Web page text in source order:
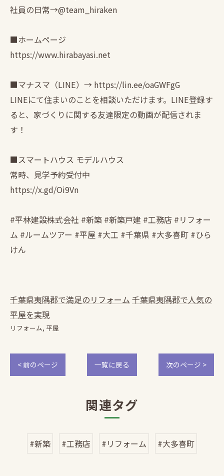
社員の日常→@team_hiraken
■ホームページ
https://www.hirabayasi.net
■マナスマ（LINE）→ https://lin.ee/oaGWFgG
LINEにて住まいのことを相談いただけます。LINE登録す
ると、家づくりに関する友達限定の動画が配信されま
す！
■スマートハウス モデルハウス
常時、見学予約受付中
https://x.gd/Oi9Vn
#平林建設株式会社 #新築 #新築戸建 #工務店 #リフォー
ム #ルームツアー #平屋 #大工 #千葉県 #大多喜町 #ひら
けん
千葉県夷隅郡で満足のリフォーム 千葉県夷隅郡で人気の
平屋を実現
リフォーム 平屋
< 前のページ 一覧に戻る 次のページ >
関連タグ
#新築 #工務店 #リフォーム #大多喜町